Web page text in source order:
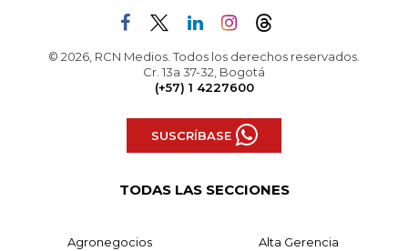
© 2026, RCN Medios. Todos los derechos reservados.
Cr. 13a 37-32, Bogotá
(+57) 1 4227600
SUSCRÍBASE
TODAS LAS SECCIONES
Agronegocios Alta Gerencia